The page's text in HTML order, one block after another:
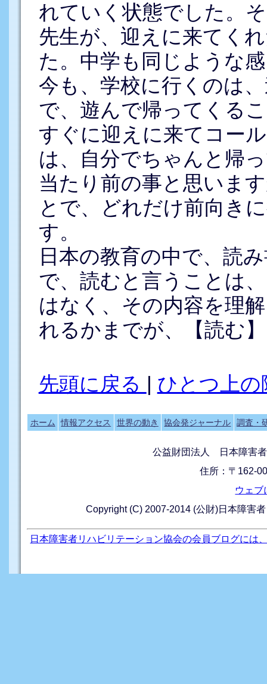
れていく状態でした。
先生が、迎えに来てく
た。中学も同じような
今も、学校に行くのは
で、遊んで帰ってくる
すぐに迎えに来てコー
は、自分でちゃんと帰
当たり前の事と思いま
とで、どれだけ前向き
す。
日本の教育の中で、読
で、読むと言うことは
はなく、その内容を理
れるかまでが、【読む
先頭に戻る ひとつ上の
ホーム 情報アクセス 世界の動き 協会発ジャーナル 調査・
公益財団法人 日本障害
住所：〒162-
ウェブ
Copyright (C) 2007-2014 (公財)日本障害
日本障害者リハビリテーション協会の会員ブログには